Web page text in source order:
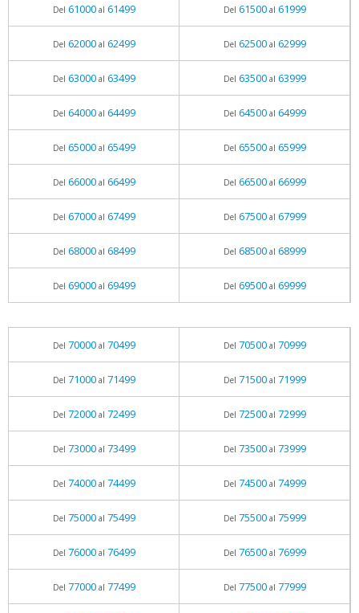
Del 61000al 61499 Del 61500al 61999
Del 62000al 62499 Del 62500al 62999
Del 63000al 63499 Del 63500al 63999
Del 64000al 64499 Del 64500al 64999
Del 65000al 65499 Del 65500al 65999
Del 66000al 66499 Del 66500al 66999
Del 67000al 67499 Del 67500al 67999
Del 68000al 68499 Del 68500al 68999
Del 69000al 69499 Del 69500al 69999
Del 70000al 70499 Del 70500al 70999
Del 71000al 71499 Del 71500al 71999
Del 72000al 72499 Del 72500al 72999
Del 73000al 73499 Del 73500al 73999
Del 74000al 74499 Del 74500al 74999
Del 75000al 75499 Del 75500al 75999
Del 76000al 76499 Del 76500al 76999
Del 77000al 77499 Del 77500al 77999